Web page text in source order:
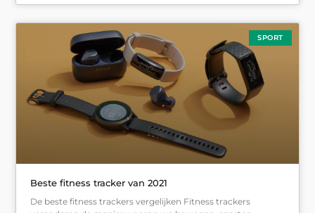
SPORT
Beste fitness tracker van 2021
De beste fitness trackers vergelijken Fitness trackers